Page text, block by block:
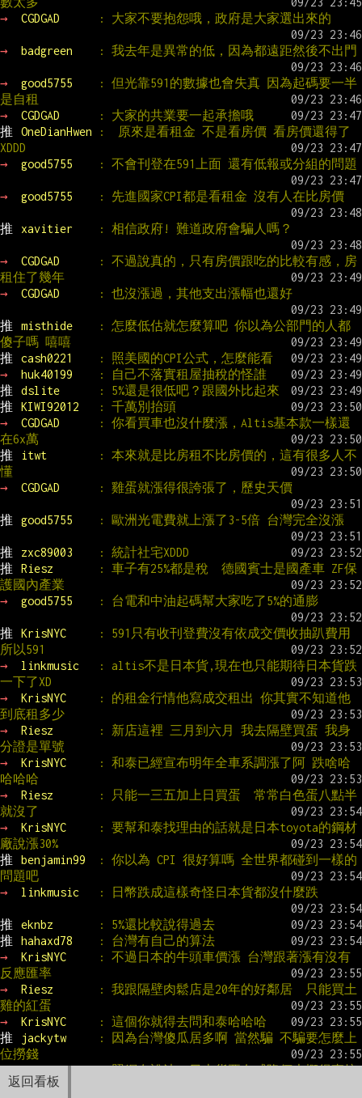
返回看板
→
CGDGAD : 大家不要抱怨哦，政府是大家選出來的
→ badgreen : 我去年是異常的低，因為都遠距然後不出門
→ good5755
: 但光靠591的數據也會失真 因為起碼要一半
是自租
→
CGDGAD
: 大家的共業要一起承擔哦
推
OneDianHwen
:  原來是看租金 不是看房價 看房價還得了
XDDD
→
good5755 : 不會刊登在591上面 還有低報或分組的問題
→ good5755 : 先進國家CPI都是看租金 沒有人在比房價
推 xavitier : 相信政府! 難道政府會騙人嗎？
→ CGDGAD
: 不過說真的，只有房價跟吃的比較有感，房
租住了幾年
→
CGDGAD : 也沒漲過，其他支出漲幅也還好
推 misthide
: 怎麼低估就怎麼算吧 你以為公部門的人都
傻子嗎 嘻嘻
推
cash0221
: 照美國的CPI公式，怎麼能看
→
huk40199
: 自己不落實租屋抽稅的怪誰
推
dslite
: 5%還是很低吧？跟國外比起來
推
KIWI92012
: 千萬別抬頭
→
CGDGAD
: 你看買車也沒什麼漲，Altis基本款一樣還
在6x萬
推
itwt
: 本來就是比房租不比房價的，這有很多人不
懂
→
CGDGAD : 雞蛋就漲得很誇張了，歷史天價
推 good5755 : 歐洲光電費就上漲了3-5倍 台灣完全沒漲
推 zxc89003
: 統計社宅XDDD
推
Riesz
: 車子有25%都是稅  德國賓士是國產車 ZF保
護國內產業
→
good5755 : 台電和中油起碼幫大家吃了5%的通膨
推 KrisNYC
: 591只有收刊登費沒有依成交價收抽趴費用
所以591
→
linkmusic
: altis不是日本貨,現在也只能期待日本貨跌
一下了XD
→
KrisNYC
: 的租金行情他寫成交租出 你其實不知道他
到底租多少
→
Riesz
: 新店這裡 三月到六月 我去隔壁買蛋 我身
分證是單號
→
KrisNYC
: 和泰已經宣布明年全車系調漲了阿 跌啥哈
哈哈哈
→
Riesz
: 只能一三五加上日買蛋  常常白色蛋八點半
就沒了
→
KrisNYC
: 要幫和泰找理由的話就是日本toyota的鋼材
廠說漲30%
推
benjamin99
: 你以為 CPI 很好算嗎 全世界都碰到一樣的
問題吧
→
linkmusic : 日幣跌成這樣奇怪日本貨都沒什麼跌
推 eknbz
: 5%還比較說得過去
推
hahaxd78
: 台灣有自己的算法
→
KrisNYC
: 不過日本的牛頭車價漲 台灣跟著漲有沒有
反應匯率
→
Riesz
: 我跟隔壁肉鬆店是20年的好鄰居  只能買土
雞的紅蛋
→
KrisNYC
: 這個你就得去問和泰哈哈哈
推
jackytw
: 因為台灣傻瓜居多啊 當然騙 不騙要怎麼上
位撈錢
→ eknbz : 照網友說法  日本貨要有感降價大概得直接
網購了